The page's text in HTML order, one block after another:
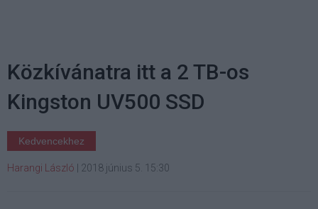
Közkívánatra itt a 2 TB-os
Kingston UV500 SSD
Kedvencekhez
Harangi László 2018 június 5. 15:30